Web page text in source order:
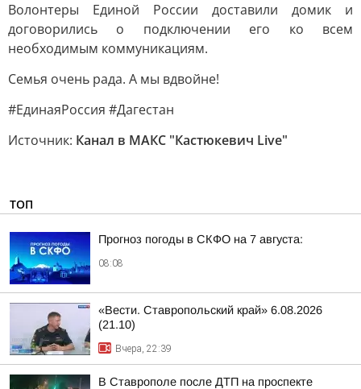
Волонтеры Единой России доставили домик и
договорились о подключении его ко всем
необходимым коммуникациям.
Семья очень рада. А мы вдвойне!
#ЕдинаяРоссия #Дагестан
Источник: Канал в МАКС "Кастюкевич Live"
ТОП
Прогноз погоды в СКФО на 7 августа:
08:08
«Вести. Ставропольский край» 6.08.2026
(21.10)
Вчера, 22:39
В Ставрополе после ДТП на проспекте